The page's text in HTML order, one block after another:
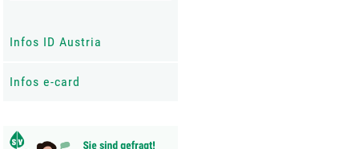
Infos ID Austria
Infos e-card